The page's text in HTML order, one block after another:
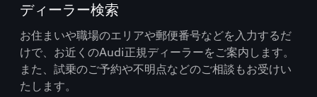
ディーラー検索
お住まいや職場のエリアや郵便番号などを入力するだ
けで、お近くのAudi正規ディーラーをご案内します。
また、試乗のご予約や不明点などのご相談もお受けい
たします。